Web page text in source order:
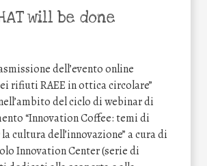
will be done
dell’evento online
rifiuti RAEE in ottica circolare”
del ciclo di webinar di
“Innovation Coffee: temi di
cultura dell’innovazione” a cura di
Innovation Center (serie di